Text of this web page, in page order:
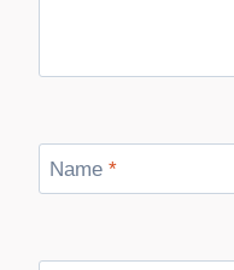
Name *